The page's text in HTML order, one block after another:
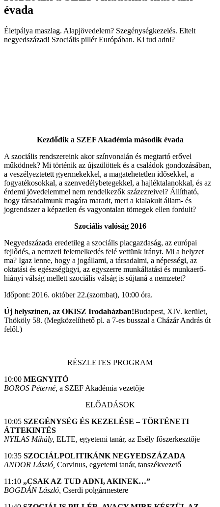
évada
Életpálya maszlag. Alapjövedelem? Szegénységkezelés. Eltelt
negyedszázad! Szociális pillér Európában. Ki tud adni?
Kezdődik a SZEF Akadémia második évada
A szociális rendszereink akor színvonalán és megtartó erővel
működnek? Mi történik az újszülöttek és a családok gondozásában,
a veszélyeztetett gyermekekkel, a magatehetetlen idősekkel, a
fogyatékosokkal, a szenvedélybetegekkel, a hajléktalanokkal, és az
érdemi jövedelemmel nem rendelkezők százezreivel? Állítható,
hogy társadalmunk magára maradt, mert a kialakult állam- és
jogrendszer a képzetlen és vagyontalan tömegek ellen fordult?
Szociális valóság 2016
Negyedszázada eredetileg a szociális piacgazdaság, az európai
fejlődés, a nemzeti felemelkedés felé vettünk irányt. Mi a helyzet
ma? Igaz lenne, hogy a jogállami, a társadalmi, a népességi, az
oktatási és egészségügyi, az egyszerre munkáltatási és munkaerő-
hiányi válság mellett szociális válság is sújtaná a nemzetet?
Időpont: 2016. október 22.(szombat), 10:00 óra.
Új helyszínen, az OKISZ Irodaházban!Budapest, XIV. kerület,
Thököly 58. (Megközelíthető pl. a 7-es busszal a Cházár András út
felől.)
RÉSZLETES PROGRAM
10:00 MEGNYITÓ
BOROS Péterné, a SZEF Akadémia vezetője
ELŐADÁSOK
10:05 SZEGÉNYSÉG ÉS KEZELÉSE – TÖRTÉNETI
ÁTTEKINTÉS
NYILAS Mihály, ELTE, egyetemi tanár, az Esély főszerkesztője
10:35 SZOCIÁLPOLITIKÁNK NEGYEDSZÁZADA
ANDOR László, Corvinus, egyetemi tanár, tanszékvezető
11:10 „CSAK AZ TUD ADNI, AKINEK…”
BOGDÁN László, Cserdi polgármestere